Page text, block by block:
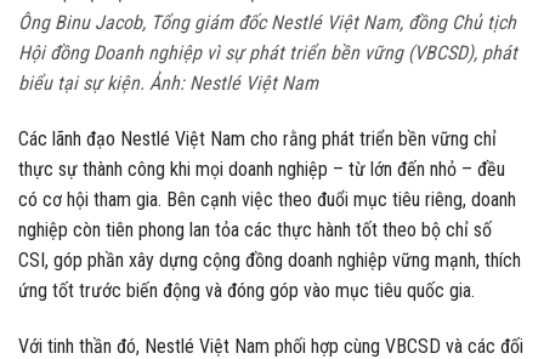
Ông Binu Jacob, Tổng giám đốc Nestlé Việt Nam, đồng Chủ tịch
Hội đồng Doanh nghiệp vì sự phát triển bền vững (VBCSD), phát
biểu tại sự kiện. Ảnh: Nestlé Việt Nam
Các lãnh đạo Nestlé Việt Nam cho rằng phát triển bền vững chỉ
thực sự thành công khi mọi doanh nghiệp – từ lớn đến nhỏ – đều
có cơ hội tham gia. Bên cạnh việc theo đuổi mục tiêu riêng, doanh
nghiệp còn tiên phong lan tỏa các thực hành tốt theo bộ chỉ số
CSI, góp phần xây dựng cộng đồng doanh nghiệp vững mạnh, thích
ứng tốt trước biến động và đóng góp vào mục tiêu quốc gia.
Với tinh thần đó, Nestlé Việt Nam phối hợp cùng VBCSD và các đối